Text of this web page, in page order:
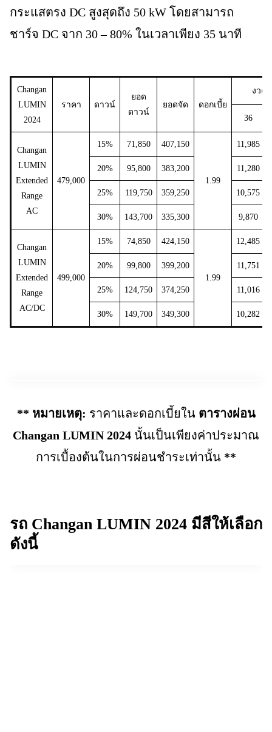
กระแสตรง DC สูงสุดถึง 50 kW โดยสามารถ
ชาร์จ DC จาก 30 – 80% ในเวลาเพียง 35 นาที
Changan
LUMIN
2024
ราคา ดาวน์
ยอด
ดาวน์
ยอดจัด ดอกเบี้ย
งวด/
36
Changan
LUMIN
Extended
Range
AC
479,000
15% 71,850 407,150
1.99
11,985
20% 95,800 383,200 11,280
25% 119,750 359,250 10,575
30% 143,700 335,300 9,870
Changan
LUMIN
Extended
Range
AC/DC
499,000
15% 74,850 424,150
1.99
12,485
20% 99,800 399,200 11,751
25% 124,750 374,250 11,016
30% 149,700 349,300 10,282
** หมายเหตุ: ราคาและดอกเบี้ยใน ตารางผ่อน
Changan LUMIN 2024 นั้นเป็นเพียงค่าประมาณ
การเบื้องต้นในการผ่อนชำระเท่านั้น **
รถ Changan LUMIN 2024 มีสีให้เลือก
ดังนี้